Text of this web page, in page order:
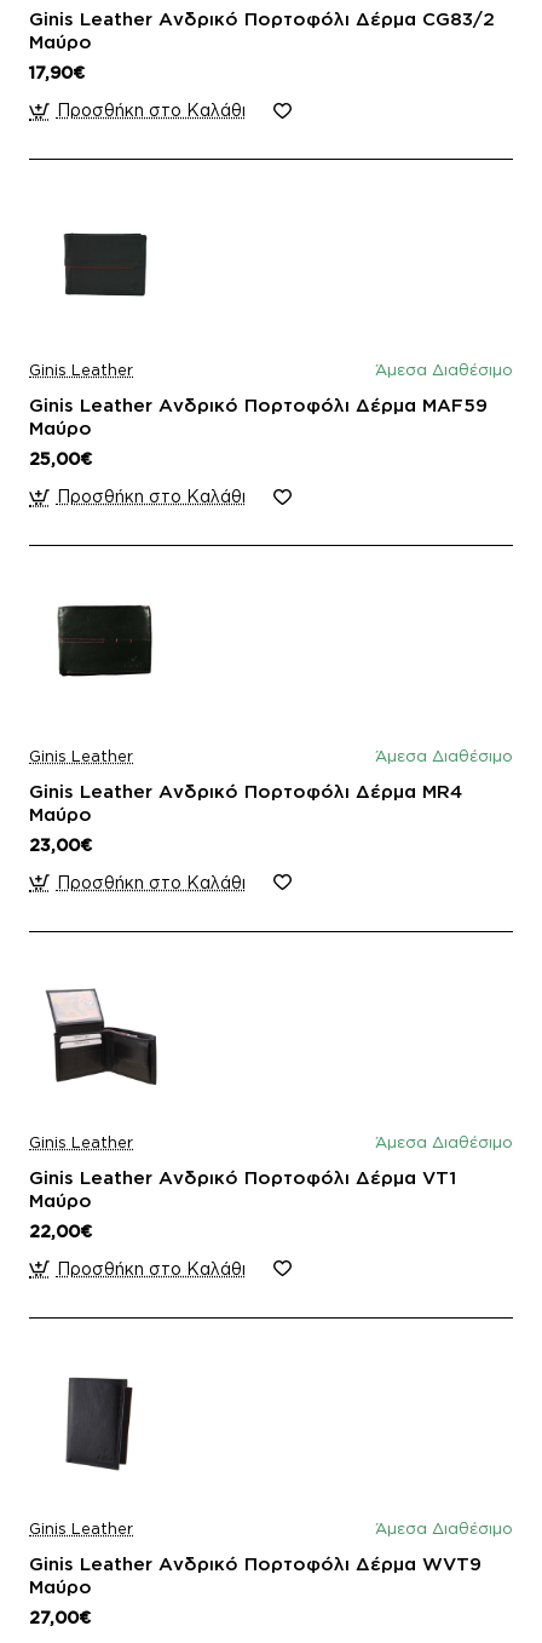
Ginis Leather Ανδρικό Πορτοφόλι Δέρμα CG83/2
Μαύρο
17,90€
Προσθήκη στο Καλάθι
Ginis Leather Άμεσα Διαθέσιμο
Ginis Leather Ανδρικό Πορτοφόλι Δέρμα MAF59
Μαύρο
25,00€
Προσθήκη στο Καλάθι
Ginis Leather Άμεσα Διαθέσιμο
Ginis Leather Ανδρικό Πορτοφόλι Δέρμα MR4
Μαύρο
23,00€
Προσθήκη στο Καλάθι
Ginis Leather Άμεσα Διαθέσιμο
Ginis Leather Ανδρικό Πορτοφόλι Δέρμα VT1
Μαύρο
22,00€
Προσθήκη στο Καλάθι
Ginis Leather Άμεσα Διαθέσιμο
Ginis Leather Ανδρικό Πορτοφόλι Δέρμα WVT9
Μαύρο
27,00€